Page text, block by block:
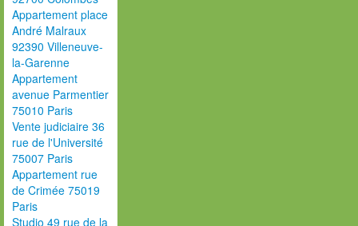
Appartement place
André Malraux
92390 Villeneuve-
la-Garenne
Appartement
avenue Parmentier
75010 Paris
Vente judiciaire 36
rue de l'Université
75007 Paris
Appartement rue
de Crimée 75019
Paris
Studio 49 rue de la